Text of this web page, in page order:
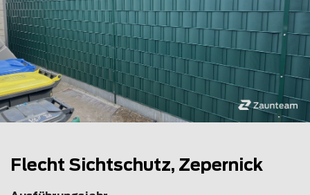
Flecht Sichtschutz, Zepernick